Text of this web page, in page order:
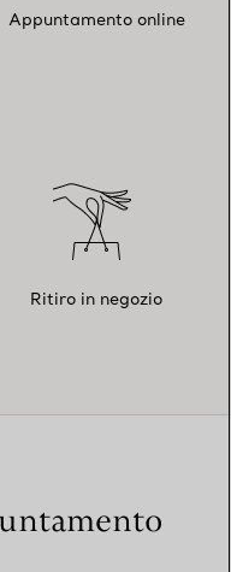
Appuntamento online
Ritiro in negozio